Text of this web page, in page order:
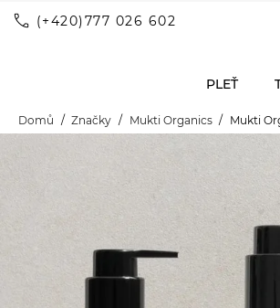
call (+420)777 026 602
PLEŤ
Domů Značky Mukti Organics Mukti